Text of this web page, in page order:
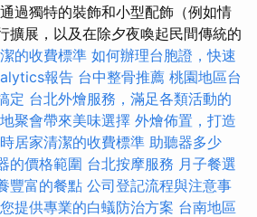
過獨特的裝飾和小型配飾（例如情
擴展，以及在除夕夜喚起民間傳統的
的收費標準 如何辦理台胞證，快速
報告 台中整骨推薦 桃園地區台
定 台北外燴服務，滿足各類活動的
聚會帶來美味選擇 外燴佈置，打造
居家清潔的收費標準 助聽器多少
的價格範圍 台北按摩服務 月子餐選
豐富的餐點 公司登記流程與注意事
提供專業的白蟻防治方案 台南地區